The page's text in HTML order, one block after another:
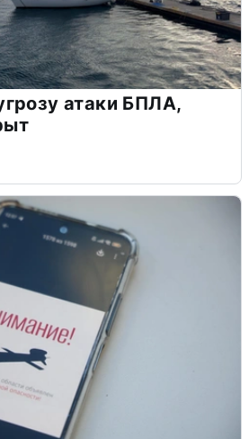
атаки БПЛА,